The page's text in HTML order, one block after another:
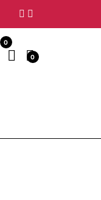
Następny
0
0